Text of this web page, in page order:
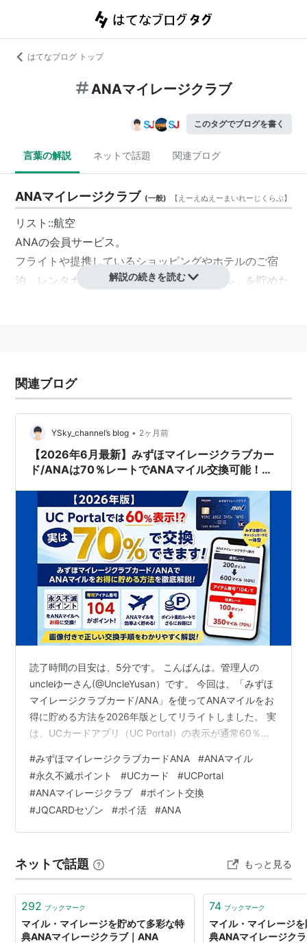
はてなブログ トップ
ANAマイレージクラブ
このタグでブログを書く
言葉の解説 ネットで話題 関連ブログ
ANAマイレージクラブ (一般) 【 えーえぬえーまいれーじくらぶ】
リスト::航空
ANAの会員サービス。
フライトや提携しているショッピングやホテルのご宿
泊、レンタカー利用などでポイント「マイル」を貯めた
解説の続きを読む
関連ブログ
YSky_channel’s blog • 2ヶ月前
【2026年6月最新】みずほマイレージクラブカー
ド/ANAは70％レートでANAマイル交換可能！
読了時間の目安は、5分です。 こんばんは。管理人の
uncleゆーさん(@UncleYusan）です。 今回は、「みずほ
マイレージクラブカード/ANA」を使ってANAマイルをお
得に貯める方法を2026年版としてリライトしました。 実
は、UCカードアプリ（UC Portal）の表示が通常60％の
手順が分からず、戸惑ってしまう方も少なくありませ
ん。 この記事では、誰でも迷わずに70%レートを適用で
きる、その正しい交換手順と注意点をわかりやすく解説
します。 2026年1月21日（水）18時00分をもって、「み
ずほマイレージクラブカード／ANA」新規入…
#みずほマイレージクラブカードANA #ANAマイル
#永久不滅ポイント #UCカード #UCPortal
#ANAマイレージクラブ #ポイント交換
#JQCARDセゾン #ポイ活 #ANA
ネットで話題 もっと見る
292 ブックマーク
マイル・マイレージを貯めて多彩な特
典ANAマイレージクラブ｜ANA
74 ブックマーク
マイル・マイレージ
典ANAマイレージク